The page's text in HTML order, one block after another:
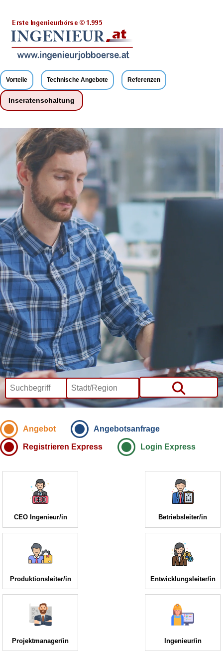
Vorteile Technische Angebote Referenzen
Inseratenschaltung
Angebot Angebotsanfrage
Registrieren Express Login Express
CEO Ingenieur/in Betriebsleiter/in
Produktionsleiter/in Entwicklungsleiter/in
Projektmanager/in Ingenieur/in